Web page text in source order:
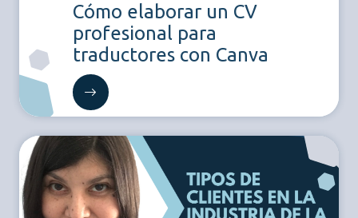
Cómo elaborar un CV
profesional para
traductores con Canva